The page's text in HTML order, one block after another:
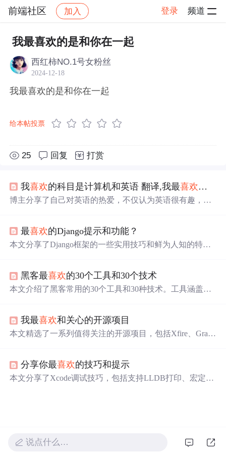
前端社区 加入 登录 频道
社区 前端社区 感慨 帖子详情
我最喜欢的是和你在一起
西红柿NO.1号女粉丝
2024-12-18
我最喜欢的是和你在一起
给本帖投票
25 回复 打赏
我喜欢的科目是计算机和英语 翻译,我最喜欢的科
博主分享了自己对英语的热爱，不仅认为英语很有趣，还
最喜欢的Django提示和功能？
本文分享了Django框架的一些实用技巧和鲜为人知的特
文处理器在每个响应中自动包含特定变量，以及如何利用
信号在特定事件发生时执行任务。
黑客最喜欢的30个工具和30个技术
本文介绍了黑客常用的30个工具和30种技术。工具涵盖渗
入等，涉及权限维持、资源耗尽、Web漏洞等方面，并给
出了相应的原理、案例和防御方法。
我最喜欢和关心的开源项目
本文精选了一系列值得关注的开源项目，包括Xfire、Grail
分享你最喜欢的技巧和提示
本文分享了Xcode调试技巧，包括支持LLDB打印、宏定义
说点什么…